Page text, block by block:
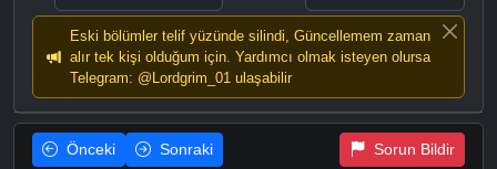
Eski bölümler telif yüzünde silindi, Güncellemem zaman
alır tek kişi olduğum için. Yardımcı olmak isteyen olursa
Telegram: @Lordgrim_01 ulaşabilir
Önceki Sonraki Sorun Bildir